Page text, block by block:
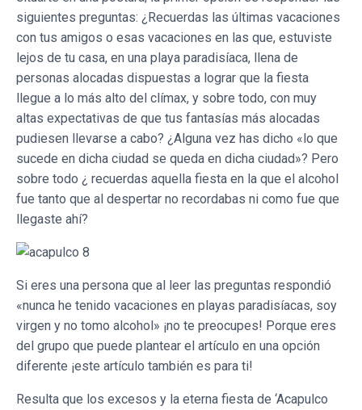
siguientes preguntas: ¿Recuerdas las últimas vacaciones
con tus amigos o esas vacaciones en las que, estuviste
lejos de tu casa, en una playa paradisíaca, llena de
personas alocadas dispuestas a lograr que la fiesta
llegue a lo más alto del clímax, y sobre todo, con muy
altas expectativas de que tus fantasías más alocadas
pudiesen llevarse a cabo? ¿Alguna vez has dicho «lo que
sucede en dicha ciudad se queda en dicha ciudad»? Pero
sobre todo ¿ recuerdas aquella fiesta en la que el alcohol
fue tanto que al despertar no recordabas ni como fue que
llegaste ahí?
Si eres una persona que al leer las preguntas respondió
«nunca he tenido vacaciones en playas paradisíacas, soy
virgen y no tomo alcohol» ¡no te preocupes! Porque eres
del grupo que puede plantear el artículo en una opción
diferente ¡este artículo también es para ti!
Resulta que los excesos y la eterna fiesta de ‘Acapulco